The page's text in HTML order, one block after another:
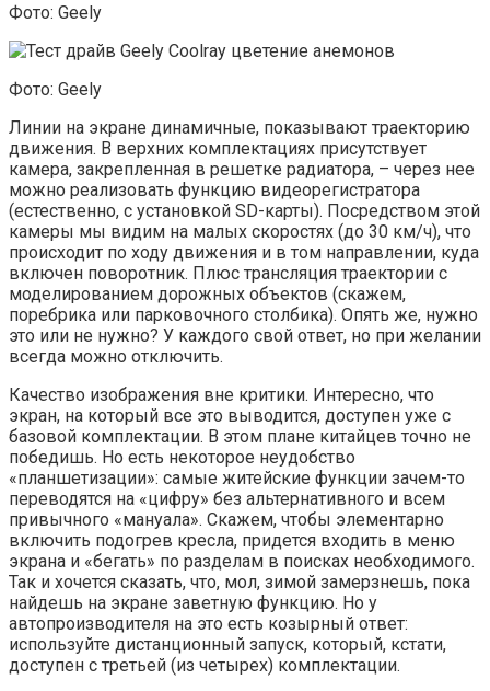
Фото: Geely
Фото: Geely
Линии на экране динамичные, показывают траекторию
движения. В верхних комплектациях присутствует
камера, закрепленная в решетке радиатора, – через нее
можно реализовать функцию видеорегистратора
(естественно, с установкой SD-карты). Посредством этой
камеры мы видим на малых скоростях (до 30 км/ч), что
происходит по ходу движения и в том направлении, куда
включен поворотник. Плюс трансляция траектории с
моделированием дорожных объектов (скажем,
поребрика или парковочного столбика). Опять же, нужно
это или не нужно? У каждого свой ответ, но при желании
всегда можно отключить.
Качество изображения вне критики. Интересно, что
экран, на который все это выводится, доступен уже с
базовой комплектации. В этом плане китайцев точно не
победишь. Но есть некоторое неудобство
«планшетизации»: самые житейские функции зачем-то
переводятся на «цифру» без альтернативного и всем
привычного «мануала». Скажем, чтобы элементарно
включить подогрев кресла, придется входить в меню
экрана и «бегать» по разделам в поисках необходимого.
Так и хочется сказать, что, мол, зимой замерзнешь, пока
найдешь на экране заветную функцию. Но у
автопроизводителя на это есть козырный ответ:
используйте дистанционный запуск, который, кстати,
доступен с третьей (из четырех) комплектации.